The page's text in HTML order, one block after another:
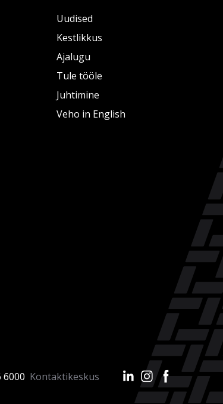
Uudised
Kestlikkus
Ajalugu
Tule tööle
Juhtimine
Veho in English
6000 Kontaktikeskus